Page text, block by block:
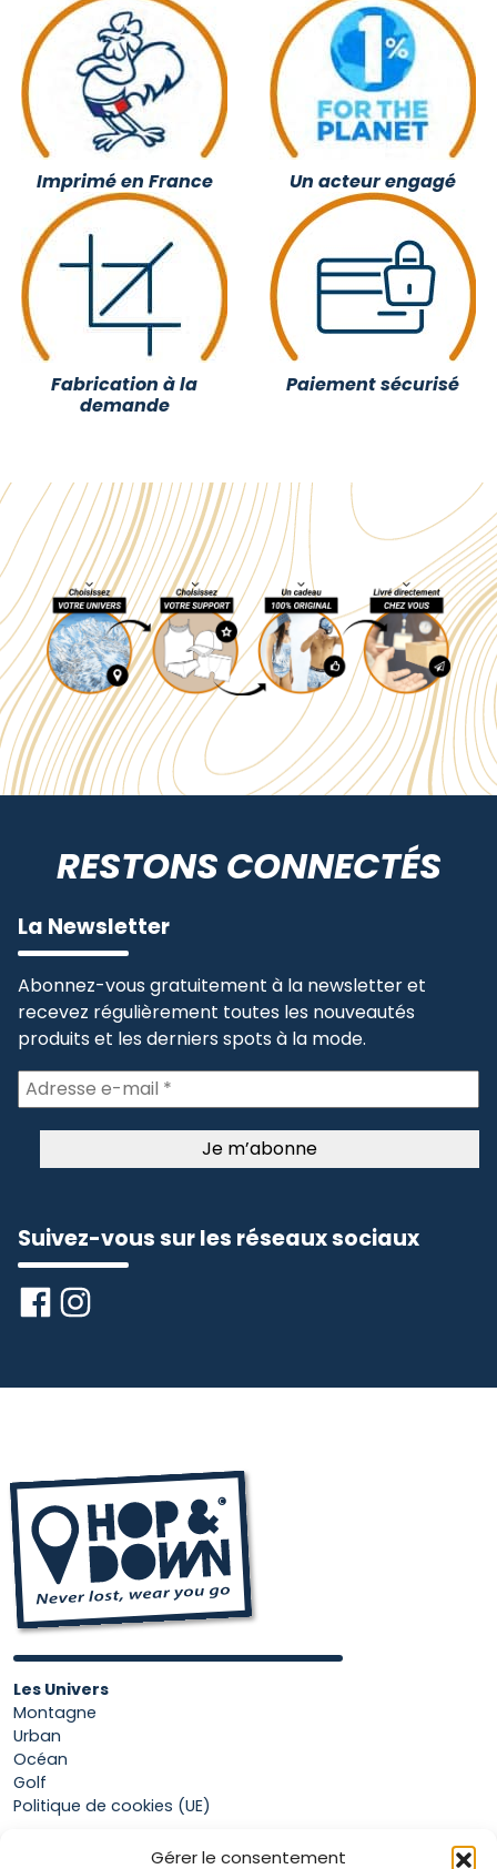
Gérer le consentement
Imprimé en France Un acteur engagé
Fabrication à la
demande
Paiement sécurisé
RESTONS CONNECTÉS
La Newsletter
Abonnez-vous gratuitement à la newsletter et
recevez régulièrement toutes les nouveautés
produits et les derniers spots à la mode.
Suivez-vous sur les réseaux sociaux
Les Univers
Montagne
Urban
Océan
Golf
Politique de cookies (UE)